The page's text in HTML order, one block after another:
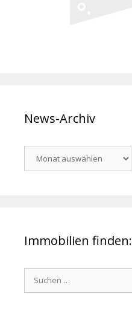
News-Archiv
Archiv
Immobilien finden:
nach: